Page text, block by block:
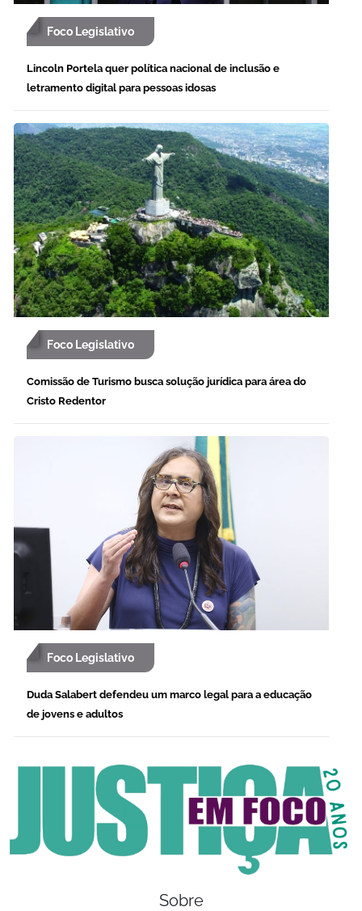
Foco Legislativo
Lincoln Portela quer política nacional de inclusão e
letramento digital para pessoas idosas
Foco Legislativo
Comissão de Turismo busca solução jurídica para área do
Cristo Redentor
Foco Legislativo
Duda Salabert defendeu um marco legal para a educação
de jovens e adultos
Sobre